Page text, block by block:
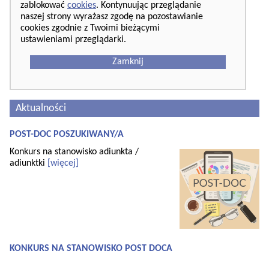
zablokować cookies. Kontynuując przeglądanie
naszej strony wyrażasz zgodę na pozostawianie
cookies zgodnie z Twoimi bieżącymi
ustawieniami przeglądarki.
Zamknij
Aktualności
POST-DOC POSZUKIWANY/A
Konkurs na stanowisko adiunkta /
adiunktki
[więcej]
KONKURS NA STANOWISKO POST DOCA